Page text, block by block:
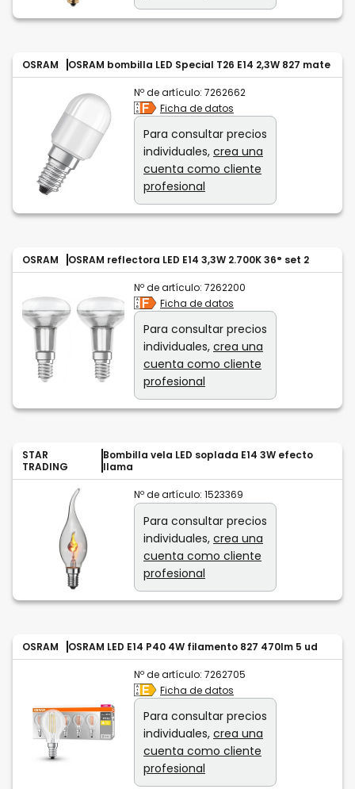
OSRAM OSRAM bombilla LED Special T26 E14 2,3W 827 mate
Nº de artículo: 7262662
Ficha de datos
Para consultar precios
individuales, crea una
cuenta como cliente
profesional
OSRAM OSRAM reflectora LED E14 3,3W 2.700K 36° set 2
Nº de artículo: 7262200
Ficha de datos
Para consultar precios
individuales, crea una
cuenta como cliente
profesional
STAR
TRADING
Bombilla vela LED soplada E14 3W efecto
llama
Nº de artículo: 1523369
Para consultar precios
individuales, crea una
cuenta como cliente
profesional
OSRAM OSRAM LED E14 P40 4W filamento 827 470lm 5 ud
Nº de artículo: 7262705
Ficha de datos
Para consultar precios
individuales, crea una
cuenta como cliente
profesional